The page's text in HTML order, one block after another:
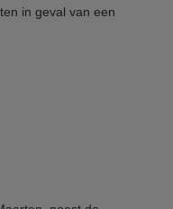
in geval van een